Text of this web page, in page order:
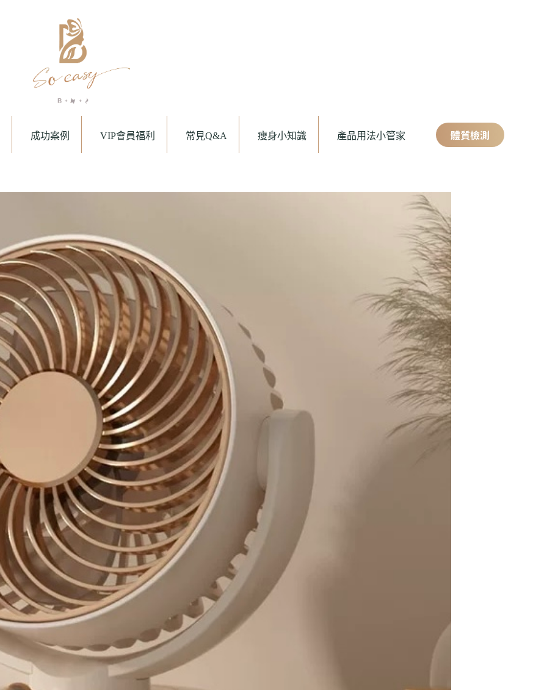
成功案例 VIP會員福利 常見Q&A 瘦身小知識 產品用法小管家 體質檢測